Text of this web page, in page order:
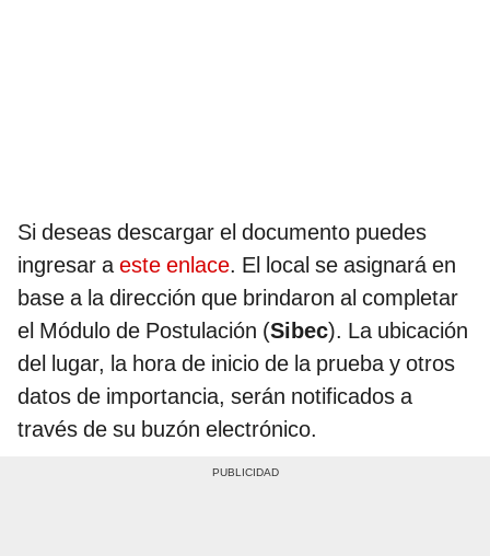
Si deseas descargar el documento puedes
ingresar aeste enlace. El local se asignará en
base a la dirección que brindaron al completar
el Módulo de Postulación (Sibec). La ubicación
del lugar, la hora de inicio de la prueba y otros
datos de importancia, serán notificados a
través de su buzón electrónico.